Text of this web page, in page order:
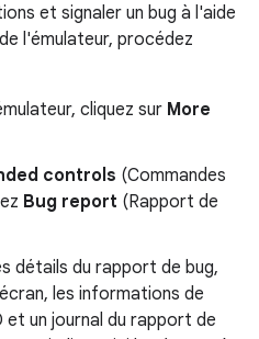
et signaler un bug à l'aide
l'émulateur, procédez
cliquez sur More
controls (Commandes
Bug report (Rapport de
détails du rapport de bug,
les informations de
et un journal du rapport de